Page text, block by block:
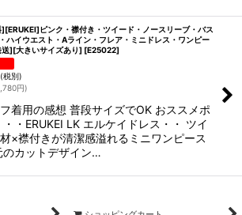
ピンク・襟付き・ツイード・ノースリーブ・バス
ハイウエスト・Aライン・フレア・ミニドレス・ワンピー
送][大きいサイズあり] [E25022]
(税別)
円)
着用の感想 普段サイズでOK おススメポ
・・ERUKEI LK エルケイドレス・・ ツイ
×襟付きが清潔感溢れるミニワンピース
カットデザイン…